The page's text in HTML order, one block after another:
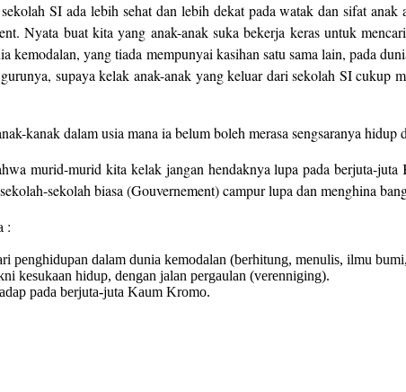
SI ada lebih sehat dan lebih dekat pada watak dan sifat
Nyata buat kita yang anak-anak suka bekerja keras untuk
kemodalan, yang tiada mempunyai kasihan satu sama lain, pada
supaya kelak anak-anak yang keluar dari sekolah SI cukup
kanak dalam usia mana ia belum boleh merasa sengsaranya hidup
murid-murid kita kelak jangan hendaknya lupa pada berjuta-
sekolah biasa (Gouvernement) campur lupa dan menghina
:
penghidupan dalam dunia kemodalan (berhitung, menulis, ilmu
kesukaan hidup, dengan jalan pergaulan (verenniging).
pada berjuta-juta Kaum Kromo.